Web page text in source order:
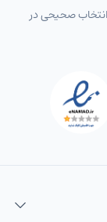
صحیحی در